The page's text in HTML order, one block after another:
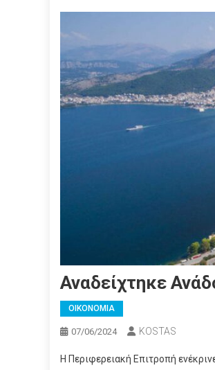
Αναδείχτηκε
ΟΙΚΟΝΟΜΙΑ
07/06/2024 KOSTAS
Η Περιφερειακή Επιτροπή